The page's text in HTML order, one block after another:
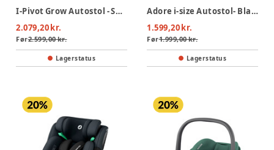
I-Pivot Grow Autostol - Shale
2.079,20 kr.
Før2.599,00 kr.
Lagerstatus
Adore i-size Autostol- Black Sand
1.599,20 kr.
Før1.999,00 kr.
Lagerstatus